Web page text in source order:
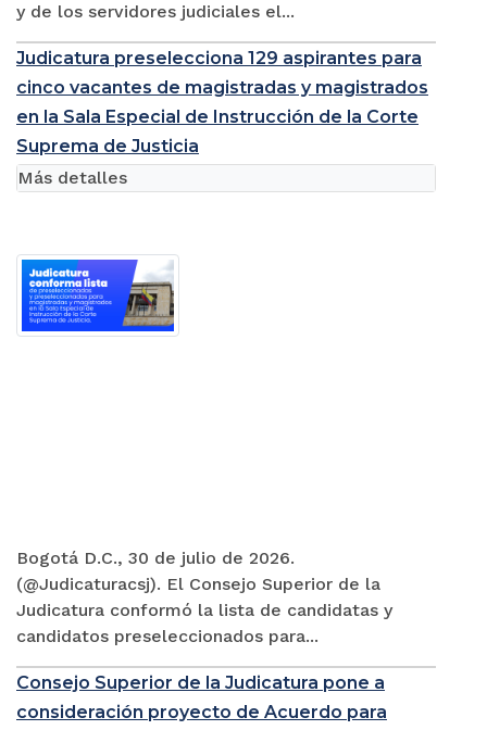
y de los servidores judiciales el...
Judicatura preselecciona 129 aspirantes para
cinco vacantes de magistradas y magistrados
en la Sala Especial de Instrucción de la Corte
Suprema de Justicia
Bogotá D.C., 30 de julio de 2026.
(@Judicaturacsj). El Consejo Superior de la
Judicatura conformó la lista de candidatas y
candidatos preseleccionados para...
Más detalles
Consejo Superior de la Judicatura pone a
consideración proyecto de Acuerdo para